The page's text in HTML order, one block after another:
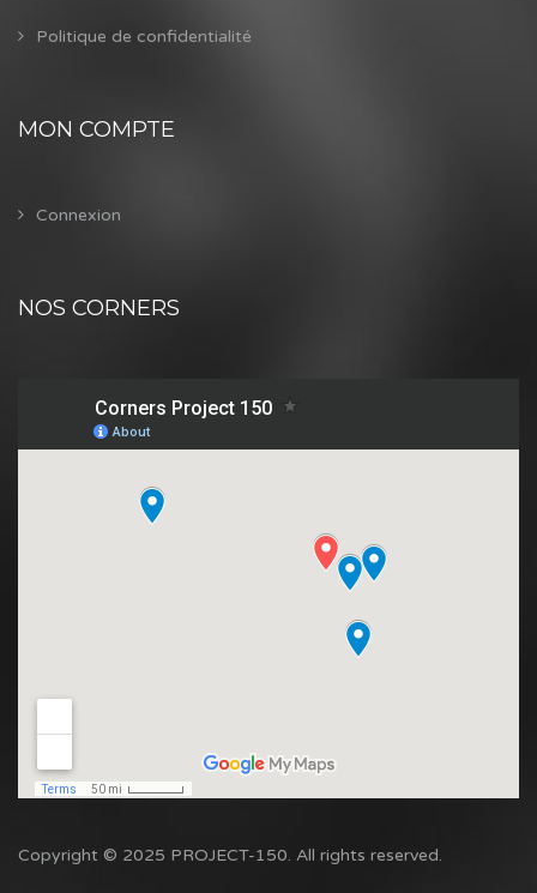
Politique de confidentialité
MON COMPTE
Connexion
NOS CORNERS
Copyright © 2025 PROJECT-150. All rights reserved.